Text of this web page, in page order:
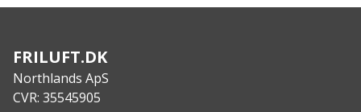
FRILUFT.DK
Northlands ApS
CVR: 35545905